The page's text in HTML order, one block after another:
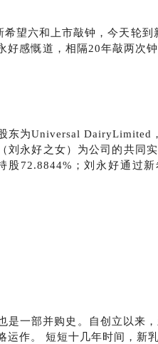
希望六和上市敲钟，今天轮
好感慨道，相隔20年敲两次
东为Universal DairyLimited
刘永好之女）为公司的共同
股72.8844%；刘永好通过
是一部并购史。自创立以来
运作。 短短十几年时间，新